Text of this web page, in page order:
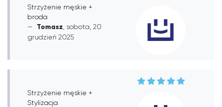
Strzyżenie męskie +
broda
Tomasz , sobota, 20
grudzień 2025
Strzyżenie męskie +
Stylizacja